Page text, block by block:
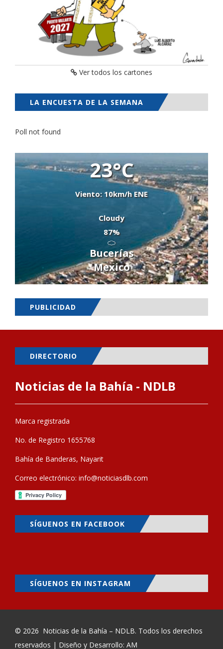
Ver todos los cartones
LA ENCUESTA DE LA SEMANA
Poll not found
23°C
Viento: 10km/h ENE
Cloudy
87%
Bucerías
Mexico
PUBLICIDAD
DIRECTORIO
Noticias de la Bahía - NDLB
Marca registrada
No. de Registro 1655768
Bahía de Banderas, Nayarit
Correo electrónico: info@noticiasdlb.com
SÍGUENOS EN FACEBOOK
SÍGUENOS EN INSTAGRAM
© 2026 Noticias de la Bahía – NDLB. Todos los derechos
reservados | Diseño y Desarrollo: AM